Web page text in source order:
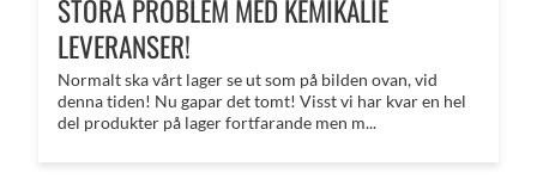
STORA PROBLEM MED KEMIKALIE
LEVERANSER!
Normalt ska vårt lager se ut som på bilden ovan, vid
denna tiden! Nu gapar det tomt! Visst vi har kvar en hel
del produkter på lager fortfarande men m...